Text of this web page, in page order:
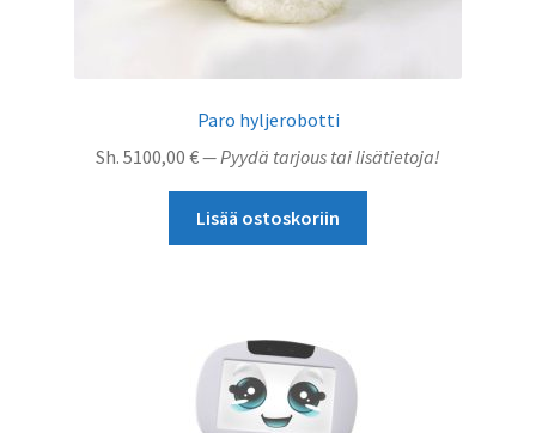
Paro hyljerobotti
Sh. 5100,00 €— Pyydä tarjous tai lisätietoja!
Lisää ostoskoriin